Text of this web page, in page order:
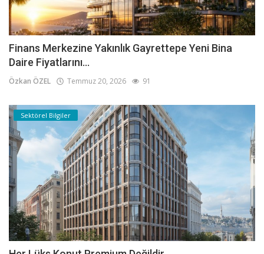
Finans Merkezine Yakınlık Gayrettepe Yeni Bina
Daire Fiyatlarını...
Özkan ÖZEL Temmuz 20, 2026 91
Sektörel Bilgiler